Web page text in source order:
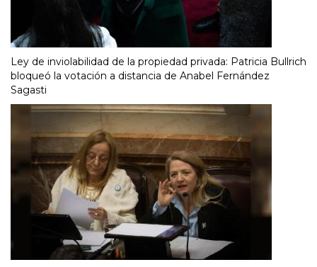
Ley de inviolabilidad de la propiedad privada: Patricia Bullrich
bloqueó la votación a distancia de Anabel Fernández
Sagasti